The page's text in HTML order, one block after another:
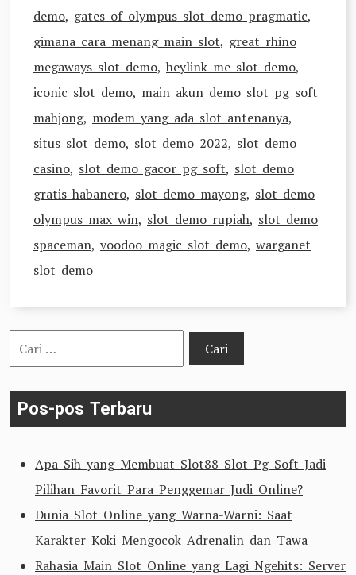
demo, gates of olympus slot demo pragmatic,
gimana cara menang main slot, great rhino
megaways slot demo, heylink me slot demo,
iconic slot demo, main akun demo slot pg soft
mahjong, modem yang ada slot antenanya,
situs slot demo, slot demo 2022, slot demo
casino, slot demo gacor pg soft, slot demo
gratis habanero, slot demo mayong, slot demo
olympus max win, slot demo rupiah, slot demo
spaceman, voodoo magic slot demo, warganet
slot demo
Cari
untuk:
Pos-pos Terbaru
Apa Sih yang Membuat Slot88 Slot Pg Soft Jadi
Pilihan Favorit Para Penggemar Judi Online?
Dunia Slot Online yang Warna-Warni: Saat
Karakter Koki Mengocok Adrenalin dan Tawa
Rahasia Main Slot Online yang Lagi Ngehits: Server